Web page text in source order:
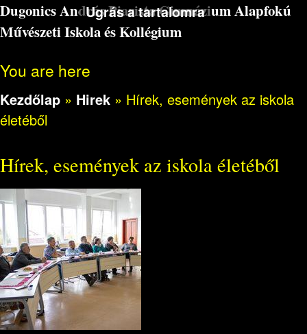
Ugrás a tartalomra
Dugonics András Piarista Gimnázium Alapfokú
Művészeti Iskola és Kollégium
You are here
Kezdőlap » Hirek » Hírek, események az iskola
életéből
Hírek, események az iskola életéből